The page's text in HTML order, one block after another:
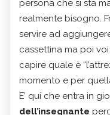
persona che si sta
realmente bisogno.
servire ad
cassettina ma poi
capire quale è
momento e per
E’ qui che entra in
dell’insegnante